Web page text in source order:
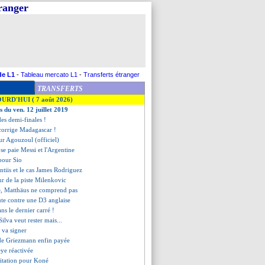
L1 - Tableau mercato L1 - Transferts étranger
TRANSFERTS
( 7 août 2026)
du ven. 12 juillet 2019
demi-finales !
Madagascar !
Agouzoul (officiel)
paie Messi et l'Argentine
Sio
et le cas James Rodriguez
de la piste Milenkovic
Matthäus ne comprend pas
contre une D3 anglaise
le dernier carré !
veut rester mais...
signer
Griezmann enfin payée
réactivée
pour Koné